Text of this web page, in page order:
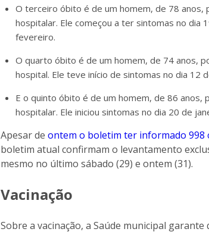
O terceiro óbito é de um homem, de 78 anos,
hospitalar. Ele começou a ter sintomas no
fevereiro.
O quarto óbito é de um homem, de 74 anos,
hospital. Ele teve início de sintomas no dia 12
E o quinto óbito é de um homem, de 86 anos,
hospitalar. Ele iniciou sintomas no dia 20 de
Apesar de ontem o boletim ter informado 998
boletim atual confirmam o levantamento
mesmo no último sábado (29) e ontem (31).
Vacinação
Sobre a vacinação, a Saúde municipal